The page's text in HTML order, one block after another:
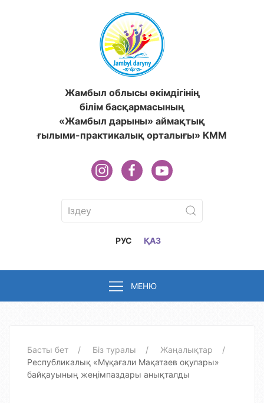
Жамбыл облысы әкімдігінің
білім басқармасының
«Жамбыл дарыны» аймақтық
ғылыми-практикалық орталығы» КММ
РУС ҚАЗ
МЕНЮ
Басты бет Біз туралы
Жаңалықтар
Республикалық «Мұқағали Мақатаев оқулары»
байқауының жеңімпаздары анықталды